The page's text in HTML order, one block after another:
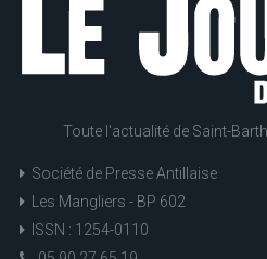
Toute l'actualité de Saint-
Société de Presse Antillaise
Les Mangliers - BP 602
ISSN : 1254-0110